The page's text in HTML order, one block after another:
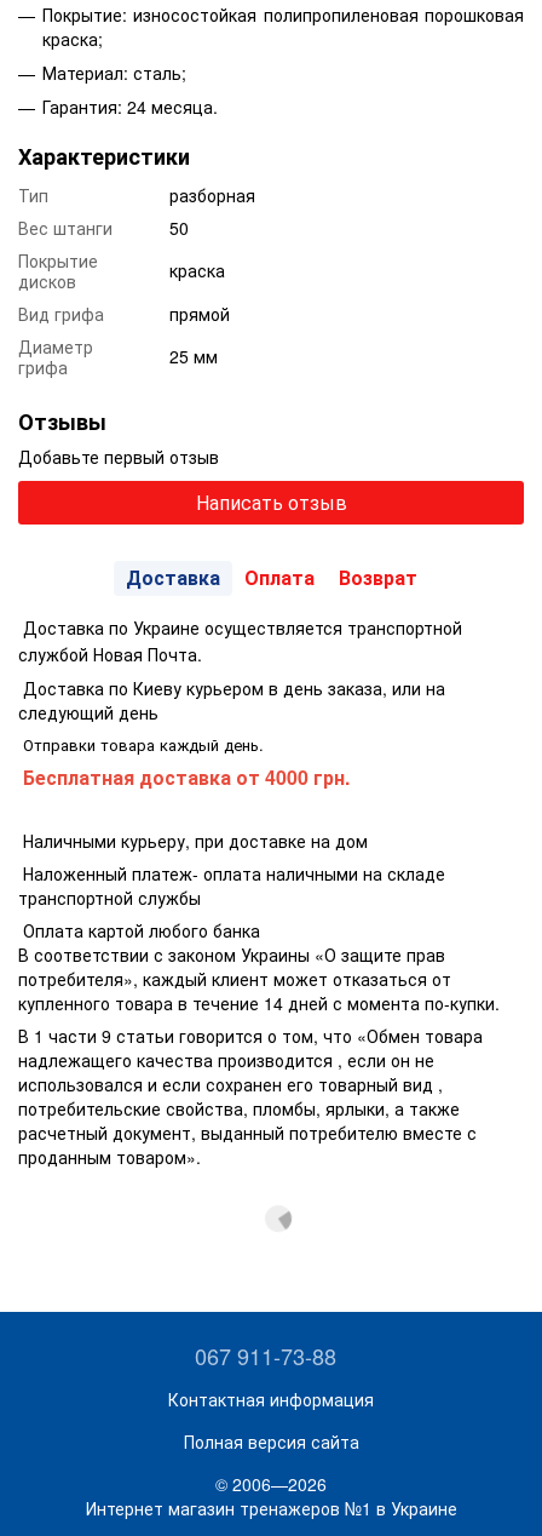
Покрытие: износостойкая полипропиленовая порошковая
краска;
Материал: сталь;
Гарантия: 24 месяца.
Характеристики
Тип
разборная
Вес штанги
50
Покрытие
дисков
краска
Вид грифа
прямой
Диаметр
грифа
25 мм
Отзывы
Добавьте первый отзыв
Написать отзыв
Доставка Оплата Возврат
Доставка по Украине осуществляется транспортной
службой Новая Почта.
Доставка по Киеву курьером в день заказа, или на
следующий день
Отправки товара каждый день.
Бесплатная доставка от 4000 грн.
Наличными курьеру, при доставке на дом
Наложенный платеж- оплата наличными на складе
транспортной службы
Оплата картой любого банка
В соответствии с законом Украины «О защите прав
потребителя», каждый клиент может отказаться от
купленного товара в течение 14 дней с момента по-купки.
В 1 части 9 статьи говорится о том, что «Обмен товара
надлежащего качества производится , если он не
использовался и если сохранен его товарный вид ,
потребительские свойства, пломбы, ярлыки, а также
расчетный документ, выданный потребителю вместе с
проданным товаром».
067 911-73-88
Контактная информация
Полная версия сайта
© 2006—2026
Интернет магазин тренажеров №1 в Украине